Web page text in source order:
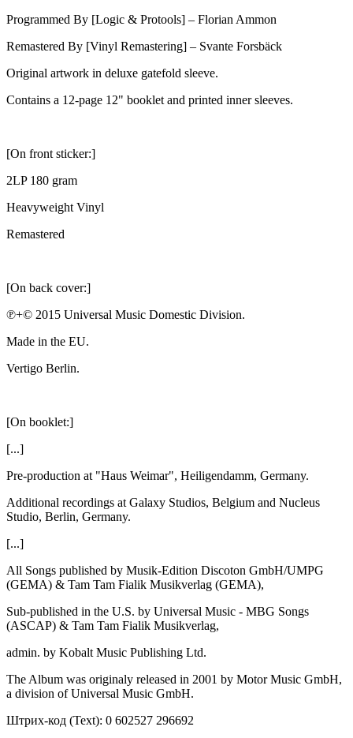
Programmed By [Logic & Protools] – Florian Ammon
Remastered By [Vinyl Remastering] – Svante Forsbäck
Original artwork in deluxe gatefold sleeve.
Contains a 12-page 12" booklet and printed inner sleeves.
[On front sticker:]
2LP 180 gram
Heavyweight Vinyl
Remastered
[On back cover:]
℗+© 2015 Universal Music Domestic Division.
Made in the EU.
Vertigo Berlin.
[On booklet:]
[...]
Pre-production at "Haus Weimar", Heiligendamm, Germany.
Additional recordings at Galaxy Studios, Belgium and Nucleus
Studio, Berlin, Germany.
[...]
All Songs published by Musik-Edition Discoton GmbH/UMPG
(GEMA) & Tam Tam Fialik Musikverlag (GEMA),
Sub-published in the U.S. by Universal Music - MBG Songs
(ASCAP) & Tam Tam Fialik Musikverlag,
admin. by Kobalt Music Publishing Ltd.
The Album was originaly released in 2001 by Motor Music GmbH,
a division of Universal Music GmbH.
Штрих-код (Text): 0 602527 296692